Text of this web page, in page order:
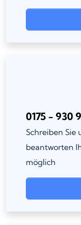
0175 - 930
Schreiben Sie
beantworten
möglich